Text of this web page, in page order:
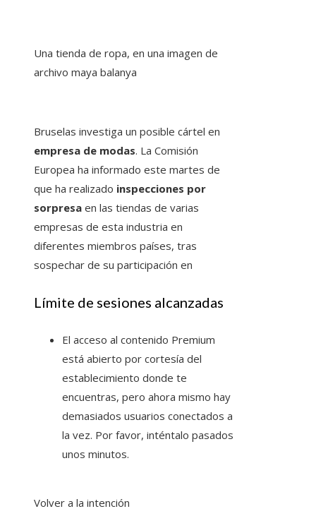
Una tienda de ropa, en una imagen de
archivo maya balanya
Bruselas investiga un posible cártel en
empresa de modas. La Comisión
Europea ha informado este martes de
que ha realizado inspecciones por
sorpresa en las tiendas de varias
empresas de esta industria en
diferentes miembros países, tras
sospechar de su participación en
Límite de sesiones alcanzadas
El acceso al contenido Premium
está abierto por cortesía del
establecimiento donde te
encuentras, pero ahora mismo hay
demasiados usuarios conectados a
la vez. Por favor, inténtalo pasados
​​unos minutos.
Volver a la intención